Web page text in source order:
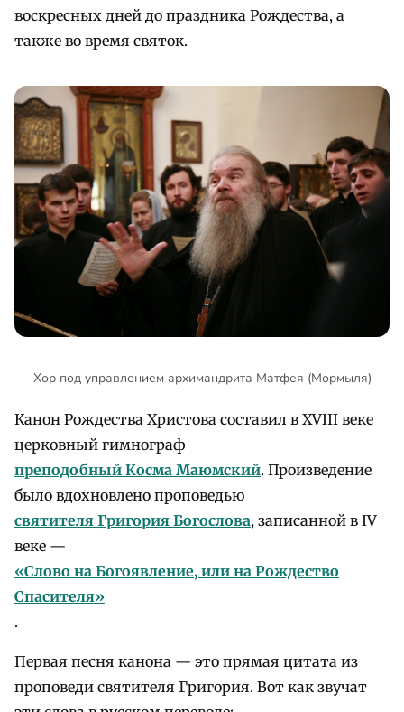
воскресных дней до праздника Рождества, а
также во время святок.
Хор под управлением архимандрита Матфея (Мормыля)
Канон Рождества Христова составил в XVIII веке
церковный гимнограф
преподобный Косма Маюмский. Произведение
было вдохновлено проповедью
святителя Григория Богослова, записанной в IV
веке —
«Слово на Богоявление, или на Рождество
Спасителя»
.
Первая песня канона — это прямая цитата из
проповеди святителя Григория. Вот как звучат